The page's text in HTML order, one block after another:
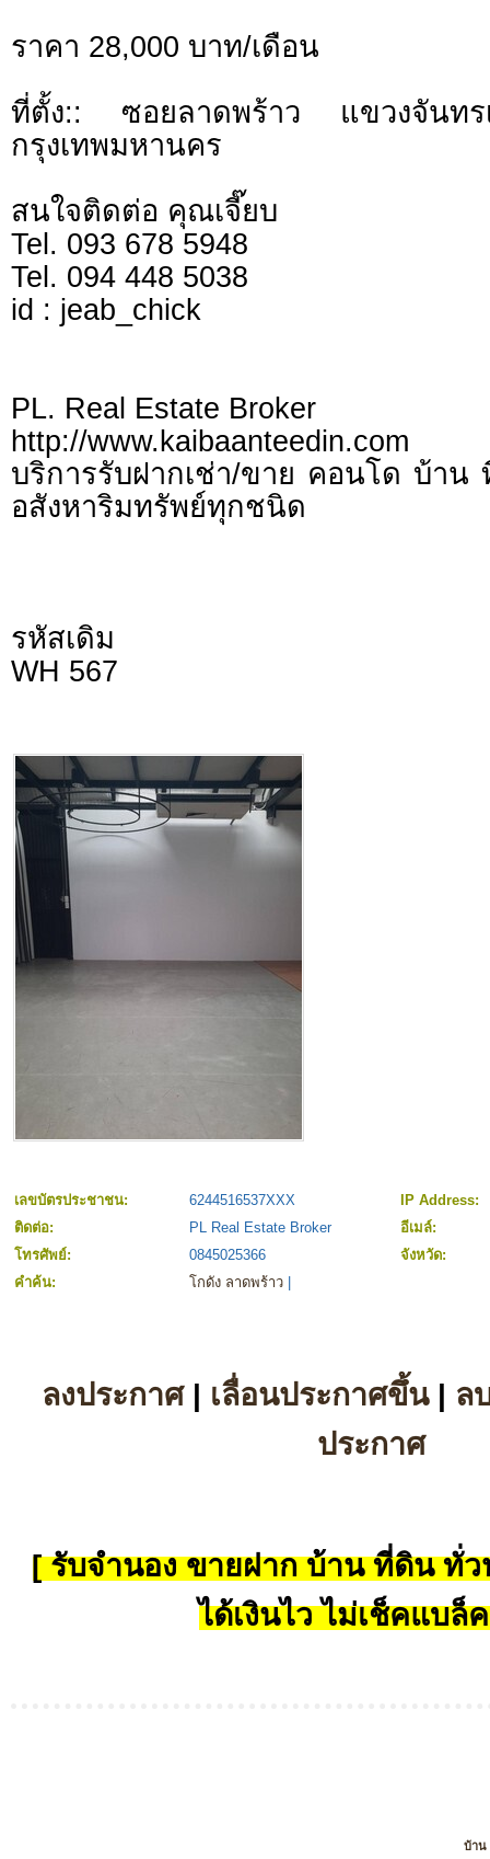
ราคา 28,000 บาท/เดือน
ที่ตั้ง:: ซอยลาดพร้าว แขวงจันท
กรุงเทพมหานคร
สนใจติดต่อ คุณเจี๊ยบ
Tel. 093 678 5948
Tel. 094 448 5038
id : jeab_chick
PL. Real Estate Broker
http://www.kaibaanteedin.com
บริการรับฝากเช่า/ขาย คอนโด บ้าน
อสังหาริมทรัพย์ทุกชนิด
รหัสเดิม
WH 567
เลขบัตรประชาชน: 6244516537XXX
IP Address:
ติดต่อ:
PL Real Estate Broker
อีเมล์:
โทรศัพย์:
0845025366
จังหวัด:
คำค้น:
โกดัง ลาดพร้าว
ลงประกาศ| เลื่อนประกาศขึ้น| ล
ประกาศ
[ รับจำนอง ขายฝาก บ้าน ที่ดิน ทั่ว
ได้เงินไว ไม่เช็คแบล็
บ้าน